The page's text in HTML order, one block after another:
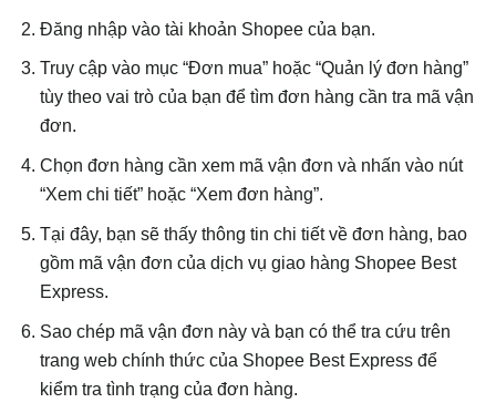
Đăng nhập vào tài khoản Shopee của bạn.
Truy cập vào mục “Đơn mua” hoặc “Quản lý đơn hàng”
tùy theo vai trò của bạn để tìm đơn hàng cần tra mã vận
đơn.
Chọn đơn hàng cần xem mã vận đơn và nhấn vào nút
“Xem chi tiết” hoặc “Xem đơn hàng”.
Tại đây, bạn sẽ thấy thông tin chi tiết về đơn hàng, bao
gồm mã vận đơn của dịch vụ giao hàng Shopee Best
Express.
Sao chép mã vận đơn này và bạn có thể tra cứu trên
trang web chính thức của Shopee Best Express để
kiểm tra tình trạng của đơn hàng.